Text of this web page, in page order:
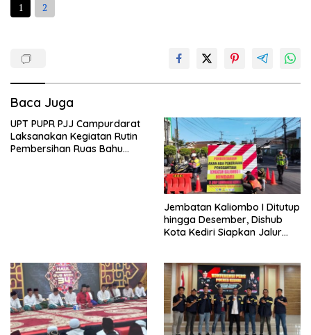
1
2
Baca Juga
UPT PUPR PJJ Campurdarat
Laksanakan Kegiatan Rutin
Pembersihan Ruas Bahu
Jembatan Kaliombo I Ditutup
hingga Desember, Dishub
Kota Kediri Siapkan Jalur